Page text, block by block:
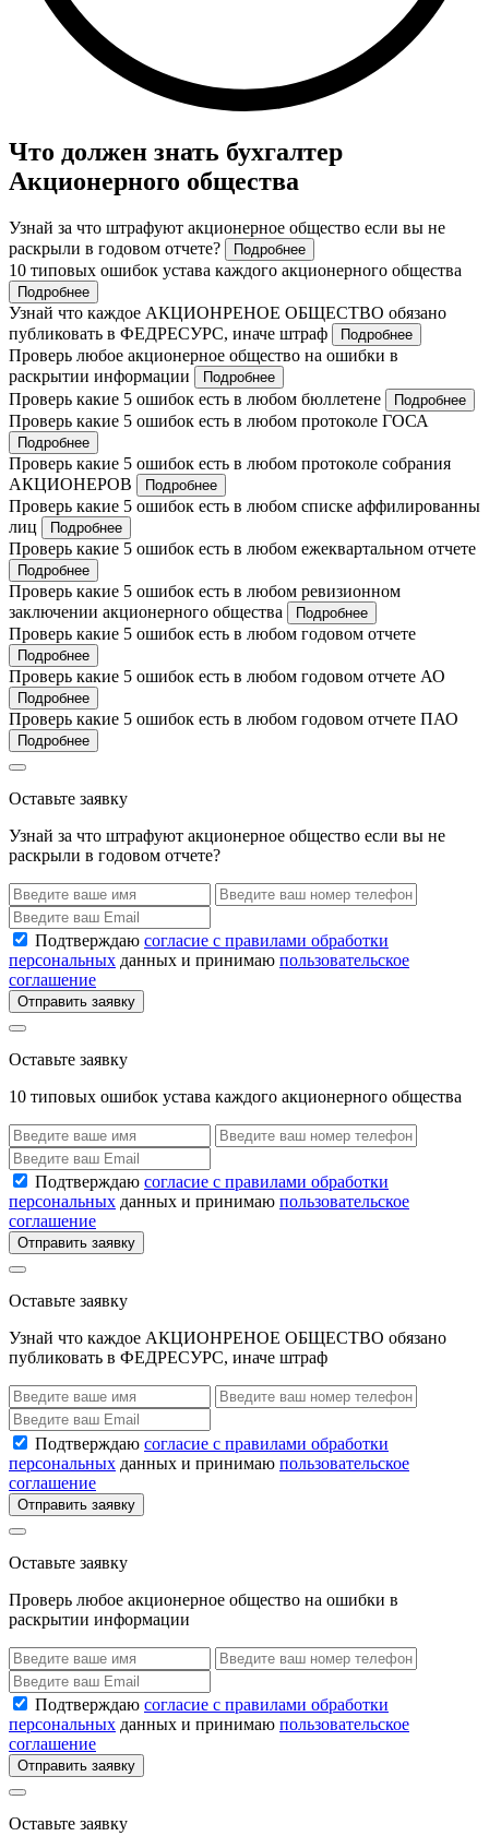
Что должен знать бухгалтер
Акционерного общества
Узнай за что штрафуют акционерное общество если вы не
раскрыли в годовом отчете?
Подробнее
10 типовых ошибок устава каждого акционерного общества
Подробнее
Узнай что каждое АКЦИОНРЕНОЕ ОБЩЕСТВО обязано
публиковать в ФЕДРЕСУРС, иначе штраф
Подробнее
Проверь любое акционерное общество на ошибки в
раскрытии информации
Подробнее
Проверь какие 5 ошибок есть в любом бюллетене Подробнее
Проверь какие 5 ошибок есть в любом протоколе ГОСА
Подробнее
Проверь какие 5 ошибок есть в любом протоколе собрания
АКЦИОНЕРОВ
Подробнее
Проверь какие 5 ошибок есть в любом списке аффилированны
лиц
Подробнее
Проверь какие 5 ошибок есть в любом ежеквартальном отчете
Подробнее
Проверь какие 5 ошибок есть в любом ревизионном
заключении акционерного общества
Подробнее
Проверь какие 5 ошибок есть в любом годовом отчете
Подробнее
Проверь какие 5 ошибок есть в любом годовом отчете АО
Подробнее
Проверь какие 5 ошибок есть в любом годовом отчете ПАО
Подробнее
Оставьте заявку
Узнай за что штрафуют акционерное общество если вы не
раскрыли в годовом отчете?
Подтверждаю согласие с правилами обработки
персональных данных и принимаю пользовательское
соглашение
Отправить заявку
Оставьте заявку
10 типовых ошибок устава каждого акционерного общества
Подтверждаю согласие с правилами обработки
персональных данных и принимаю пользовательское
соглашение
Отправить заявку
Оставьте заявку
Узнай что каждое АКЦИОНРЕНОЕ ОБЩЕСТВО обязано
публиковать в ФЕДРЕСУРС, иначе штраф
Подтверждаю согласие с правилами обработки
персональных данных и принимаю пользовательское
соглашение
Отправить заявку
Оставьте заявку
Проверь любое акционерное общество на ошибки в
раскрытии информации
Подтверждаю согласие с правилами обработки
персональных данных и принимаю пользовательское
соглашение
Отправить заявку
Оставьте заявку